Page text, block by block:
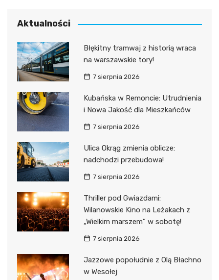
Aktualności
Błękitny tramwaj z historią wraca
na warszawskie tory!
7 sierpnia 2026
Kubańska w Remoncie: Utrudnienia
i Nowa Jakość dla Mieszkańców
7 sierpnia 2026
Ulica Okrąg zmienia oblicze:
nadchodzi przebudowa!
7 sierpnia 2026
Thriller pod Gwiazdami:
Wilanowskie Kino na Leżakach z
„Wielkim marszem” w sobotę!
7 sierpnia 2026
Jazzowe popołudnie z Olą Błachno
w Wesołej